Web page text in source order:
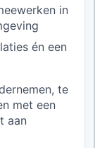
in
én een
te
met een
aan